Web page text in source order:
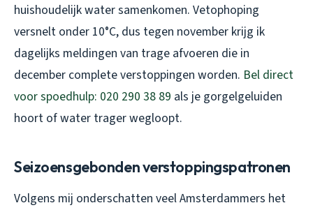
huishoudelijk water samenkomen. Vetophoping
versnelt onder 10°C, dus tegen november krijg ik
dagelijks meldingen van trage afvoeren die in
december complete verstoppingen worden. Bel direct
voor spoedhulp: 020 290 38 89 als je gorgelgeluiden
hoort of water trager wegloopt.
Seizoensgebonden verstoppingspatronen
Volgens mij onderschatten veel Amsterdammers het